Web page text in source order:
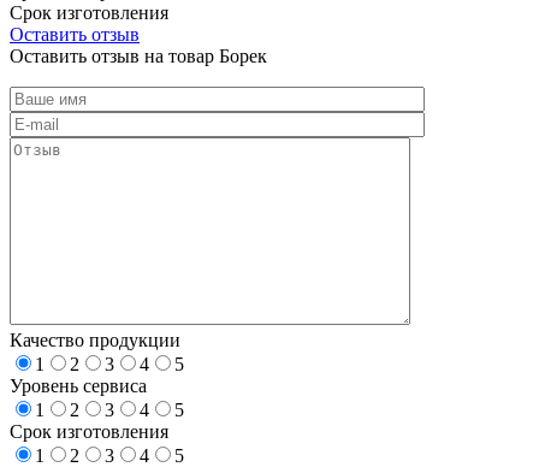
Срок изготовления
Оставить отзыв
Оставить отзыв на товар Борек
Качество продукции
1
2 3 4
5
Уровень сервиса
1
2 3 4
5
Срок изготовления
1
2 3 4
5